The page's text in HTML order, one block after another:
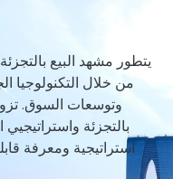
يتطور مشهد البيع
من خلال التكنولوجيا
وتوسعات السوق.
بالتجزئة
استراتيجية ومعرفة